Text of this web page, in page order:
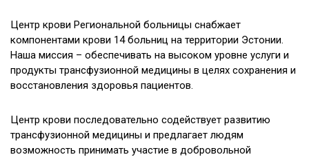
Центр крови Региональной больницы снабжает
компонентами крови 14 больниц на территории Эстонии.
Наша миссия – обеспечивать на высоком уровне услуги и
продукты трансфузионной медицины в целях сохранения и
восстановления здоровья пациентов.
Центр крови последовательно содействует развитию
трансфузионной медицины и предлагает людям
возможность принимать участие в добровольной